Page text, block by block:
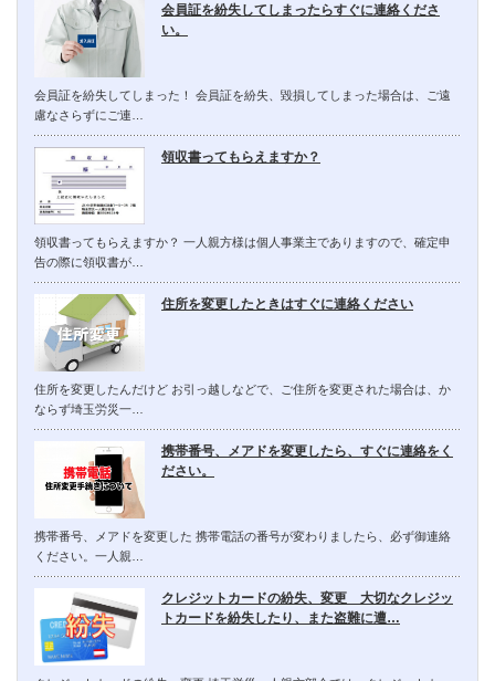
会員証を紛失してしまったらすぐに連絡くださ
い。
会員証を紛失してしまった！ 会員証を紛失、毀損してしまった場合は、ご遠
慮なさらずにご連…
領収書ってもらえますか？
領収書ってもらえますか？ 一人親方様は個人事業主でありますので、確定申
告の際に領収書が…
住所を変更したときはすぐに連絡ください
住所を変更したんだけど お引っ越しなどで、ご住所を変更された場合は、か
ならず埼玉労災一…
携帯番号、メアドを変更したら、すぐに連絡をく
ださい。
携帯番号、メアドを変更した 携帯電話の番号が変わりましたら、必ず御連絡
ください。一人親…
クレジットカードの紛失、変更 大切なクレジッ
トカードを紛失したり、また盗難に遭…